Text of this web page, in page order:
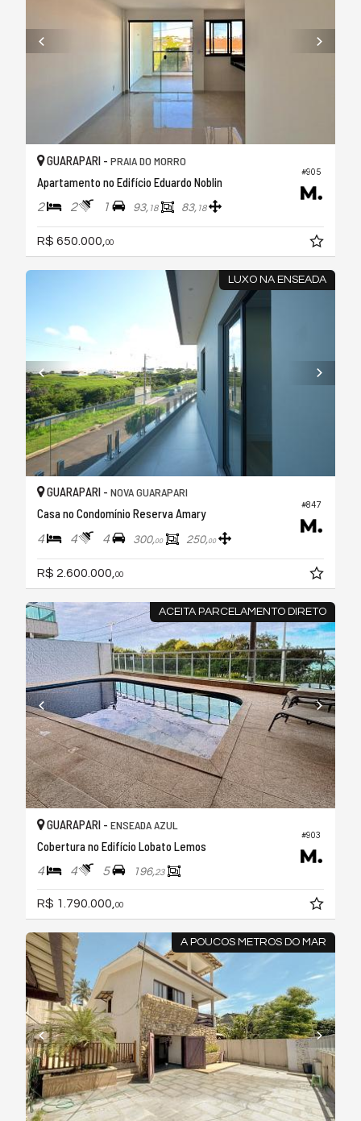
#905
GUARAPARI - PRAIA DO MORRO
Apartamento no Edifício Eduardo Noblin
2 2 1 93, 18 83, 18
R$ 650.000, 00
LUXO NA ENSEADA
#847
GUARAPARI - NOVA GUARAPARI
Casa no Condomínio Reserva Amary
4 4 4 300,00 250,00
R$ 2.600.000,00
ACEITA PARCELAMENTO DIRETO
#903
GUARAPARI - ENSEADA AZUL
Cobertura no Edifício Lobato Lemos
4 4 5 196,23
R$ 1.790.000, 00
A POUCOS METROS DO MAR